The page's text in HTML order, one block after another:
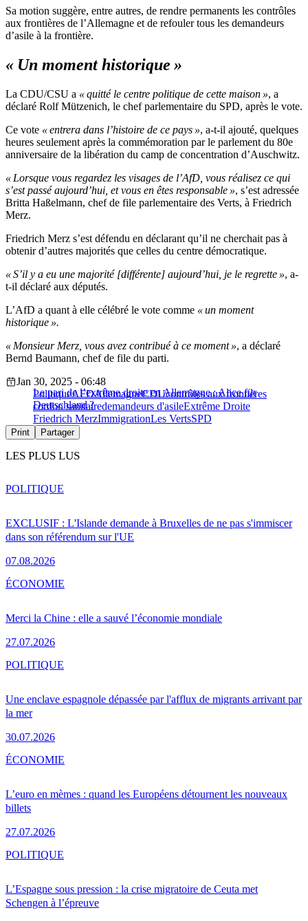
Sa motion suggère, entre autres, de rendre permanents les contrôles
aux frontières de l’Allemagne et de refouler tous les demandeurs
d’asile à la frontière.
« Un moment historique »
La CDU/CSU a « quitté le centre politique de cette maison », a
déclaré Rolf Mützenich, le chef parlementaire du SPD, après le vote.
Ce vote « entrera dans l’histoire de ce pays », a-t-il ajouté, quelques
heures seulement après la commémoration par le parlement du 80e
anniversaire de la libération du camp de concentration d’Auschwitz.
« Lorsque vous regardez les visages de l’AfD, vous réalisez ce qui
s’est passé aujourd’hui, et vous en êtes responsable », s’est adressée
Britta Haßelmann, chef de file parlementaire des Verts, à Friedrich
Merz.
Friedrich Merz s’est défendu en déclarant qu’il ne cherchait pas à
obtenir d’autres majorités que celles du centre démocratique.
« S’il y a eu une majorité [différente] aujourd’hui, je le regrette », a-
t-il déclaré aux députés.
L’AfD a quant à elle célébré le vote comme « un moment
historique ».
« Monsieur Merz, vous avez contribué à ce moment », a déclaré
Bernd Baumann, chef de file du parti.
Le pari de l’extrême droite en Allemagne : Alice für
Deutschland ?
Jan 30, 2025 - 06:48
PolitiqueAFDAllemagneCDUcontrôles aux frontières
cordon sanitairedemandeurs d'asileExtrême Droite
Friedrich MerzImmigrationLes VertsSPD
Print Partager
LES PLUS LUS
EXCLUSIF : L'Islande demande à Bruxelles de ne pas s'immiscer
dans son référendum sur l'UE
07.08.2026
POLITIQUE
Merci la Chine : elle a sauvé l’économie mondiale
27.07.2026
ÉCONOMIE
Une enclave espagnole dépassée par l'afflux de migrants arrivant par
la mer
30.07.2026
POLITIQUE
L’euro en mèmes : quand les Européens détournent les nouveaux
billets
27.07.2026
ÉCONOMIE
L’Espagne sous pression : la crise migratoire de Ceuta met
Schengen à l’épreuve
POLITIQUE